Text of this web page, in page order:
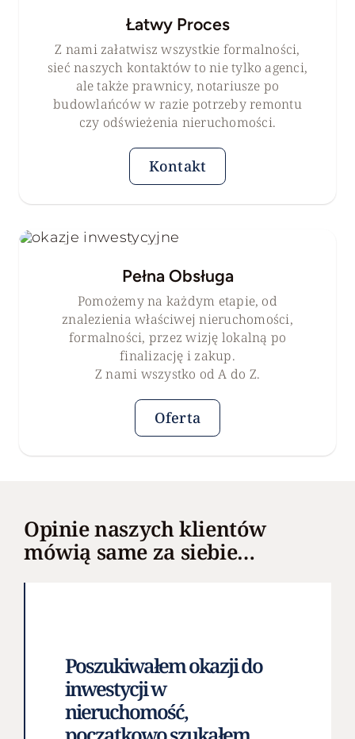
Łatwy Proces
Z nami załatwisz wszystkie formalności,
sieć naszych kontaktów to nie tylko agenci,
ale także prawnicy, notariusze po
budowlańców w razie potrzeby remontu
czy odświeżenia nieruchomości.
Kontakt
Pełna Obsługa
Pomożemy na każdym etapie, od
znalezienia właściwej nieruchomości,
formalności, przez wizję lokalną po
finalizację i zakup.
Z nami wszystko od A do Z.
Oferta
Opinie naszych klientów
mówią same za siebie…
Poszukiwałem okazji do
inwestycji w
nieruchomość,